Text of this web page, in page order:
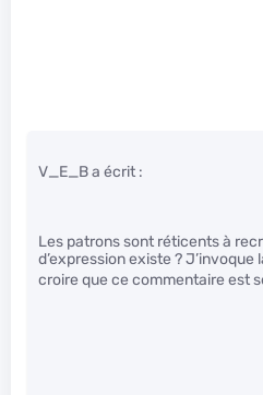
V_E_B a écrit :
Les patrons sont réticents à
d’expression existe ? J’invoque
croire que ce commentaire est